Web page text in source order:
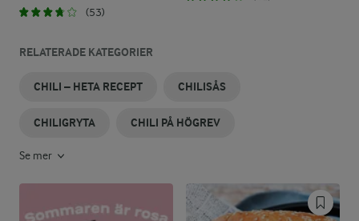
(53)
RELATERADE KATEGORIER
CHILI – HETA RECEPT CHILISÅS
CHILIGRYTA CHILI PÅ HÖGREV
Se mer